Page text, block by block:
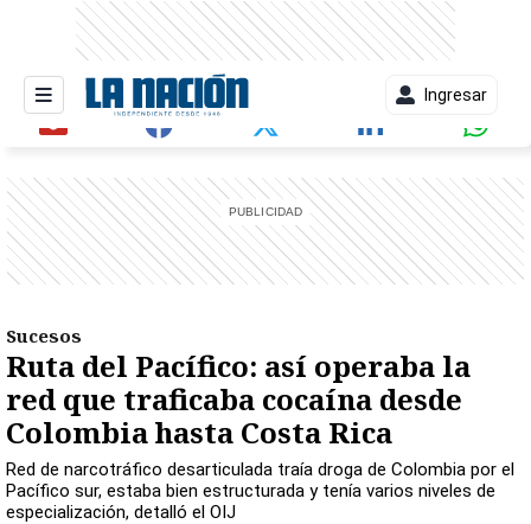
Ingresar
Sucesos
Ruta del Pacífico: así operaba la
red que traficaba cocaína desde
Colombia hasta Costa Rica
Red de narcotráfico desarticulada traía droga de Colombia por el
Pacífico sur, estaba bien estructurada y tenía varios niveles de
especialización, detalló el OIJ